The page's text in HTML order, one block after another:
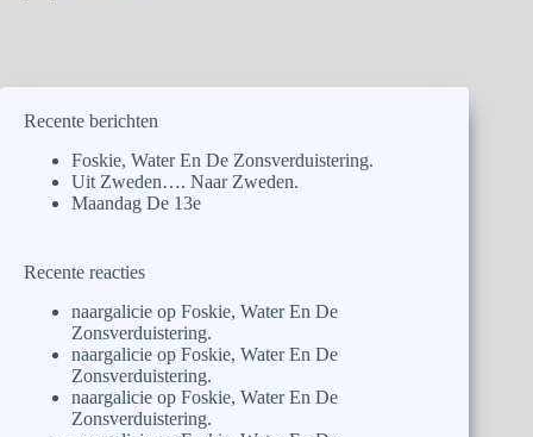
Recente berichten
Foskie, Water En De Zonsverduistering.
Uit Zweden…. Naar Zweden.
Maandag De 13e
Recente reacties
naargalicie op Foskie, Water En De
Zonsverduistering.
naargalicie op Foskie, Water En De
Zonsverduistering.
naargalicie op Foskie, Water En De
Zonsverduistering.